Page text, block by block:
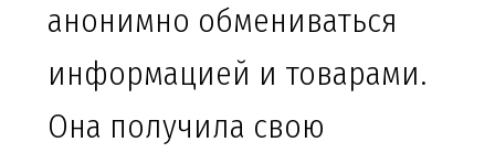
анонимно обмениваться
информацией и товарами.
Она получила свою